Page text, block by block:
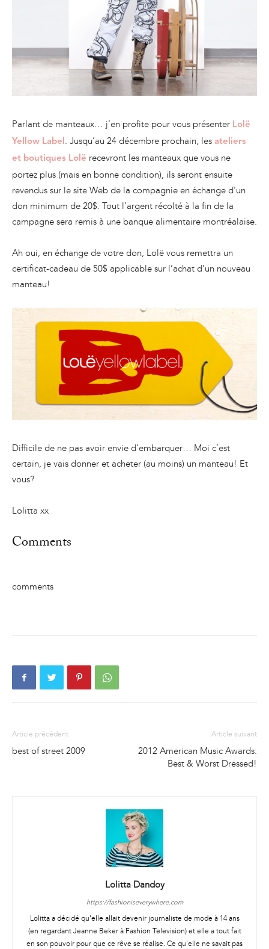
Parlant de manteaux… j’en profite pour vous présenter Lolë
Yellow Label . Jusqu’au 24 décembre prochain, les ateliers
et boutiques Lolë recevront les manteaux que vous ne
portez plus (mais en bonne condition), ils seront ensuite
revendus sur le site Web de la compagnie en échange d’un
don minimum de 20$. Tout l’argent récolté à la fin de la
campagne sera remis à une banque alimentaire montréalaise.
Ah oui, en échange de votre don, Lolë vous remettra un
certificat-cadeau de 50$ applicable sur l’achat d’un nouveau
manteau!
Difficile de ne pas avoir envie d’embarquer… Moi c’est
certain, je vais donner et acheter (au moins) un manteau! Et
vous?
Lolitta xx
Comments
comments
Article précédent
best of street 2009
Article suivant
2012 American Music Awards:
Best & Worst Dressed!
Lolitta Dandoy
https://fashioniseverywhere.com
Lolitta a décidé qu'elle allait devenir journaliste de mode à 14 ans
(en regardant Jeanne Beker à Fashion Television) et elle a tout fait
en son pouvoir pour que ce rêve se réalise. Ce qu'elle ne savait pas